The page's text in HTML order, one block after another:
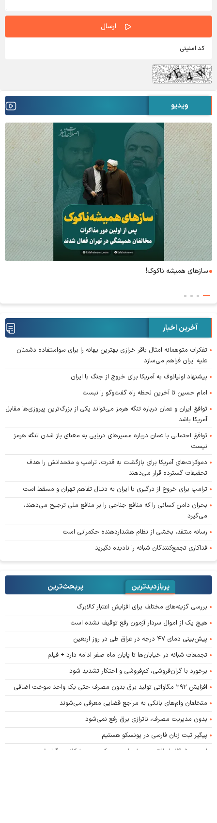
ویدیو
۶+۱ مدعی بهشت
آخرین اخبار
تفکرات متوهمانه امثال باقر خرازی بهترین بهانه را برای سواستفاده دشمنان
علیه ایران فراهم می‌سازد
پیشنهاد اولیانوف به آمریکا برای خروج از جنگ با ایران
امام حسین تا آخرین لحظه راه گفت‌و‌گو را نبست
توافق ایران و عمان درباره تنگه هرمز می‌تواند یکی از بزرگ‌ترین پیروزی‌ها مقابل
آمریکا باشد
توافق احتمالی با عمان درباره مسیر‌های دریایی به معنای باز شدن تنگه هرمز
نیست
دموکرات‌های آمریکا برای بازگشت به قدرت، ترامپ و متحدانش را هدف
تحقیقات گسترده قرار می‌دهند
ترامپ برای خروج از درگیری با ایران به دنبال تفاهم تهران و مسقط است
بحران دامن کسانی را که منافع جناحی را بر منافع ملی ترجیح می‌دهند،
می‌گیرد
رسانه منتقد، بخشی از نظام هشداردهنده حکمرانی است
فداکاری تجمع‌کنندگان شبانه را نادیده نگیرید
پربازدیدترین پربحث‌ترین‌
بررسی گزینه‌های مختلف برای افزایش اعتبار کالابرگ
هیچ یک از اموال سردار آزمون رفع توقیف نشده است
پیش‌بینی دمای ۴۷ درجه در عراق طی در روز اربعین
تجمعات شبانه در خیابان‌ها تا پایان ماه صفر ادامه دارد + فیلم
برخورد با گران‌فروشی، کم‌فروشی و احتکار تشدید شود
افزایش ۲۹۲ مگاواتی تولید برق بدون مصرف حتی یک واحد سوخت اضافی
متخلفان وام‌های بانکی به مراجع قضایی معرفی می‌شوند
بدون مدیریت مصرف، ناترازی برق رفع نمی‌شود
پیگیر ثبت زبان فارسی در یونسکو هستیم
اربعین ۱۴۰۵ با بالاترین سطح امنیت و کمترین مشکلات برگزار شد